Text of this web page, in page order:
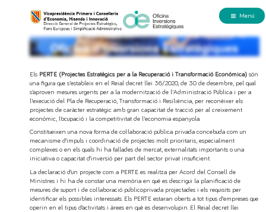
Menú
Els PERTE (Projectes Estratègics per a la Recuperació i Transformació Econòmica) són
una figura que s’estableix en el Reial decret llei 36/2020, de 30 de desembre, pel qual
s’aproven mesures urgents per a la modernització de l’Administració Pública i per a
l’execució del Pla de Recuperació, Transformació i Resiliència, per reconèixer els
projectes de caràcter estratègic amb gran capacitat de tracció per al creixement
econòmic, l’ocupació i la competitivitat de l’economia espanyola.
Constitueixen una nova forma de col·laboració pública privada concebuda com un
mecanisme d’impuls i coordinació de projectes molt prioritaris, especialment
complexes o en els quals hi ha fallades de mercat, externalitats importants o una
iniciativa o capacitat d’inversió per part del sector privat insuficient.
La declaració d’un projecte com a PERTE es realitza per Acord del Consell de
Ministres i hi ha de constar una memòria en què es descrigui la planificació de
mesures de suport i de col·laboració públicoprivada projectades i els requisits per
identificar els possibles interessats. Els PERTE estaran oberts a tot tipus d’empreses que
operin en el tipus d’activitats i àrees en què es desenvolupin. El Reial decret llei